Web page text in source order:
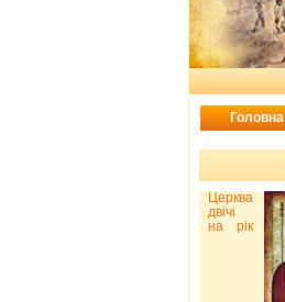
Церква
двічі
на рік
Головна